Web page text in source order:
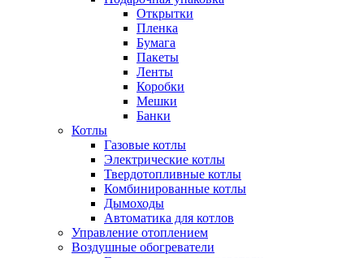
Открытки
Пленка
Бумага
Пакеты
Ленты
Коробки
Мешки
Банки
Котлы
Газовые котлы
Электрические котлы
Твердотопливные котлы
Комбинированные котлы
Дымоходы
Автоматика для котлов
Управление отоплением
Воздушные обогреватели